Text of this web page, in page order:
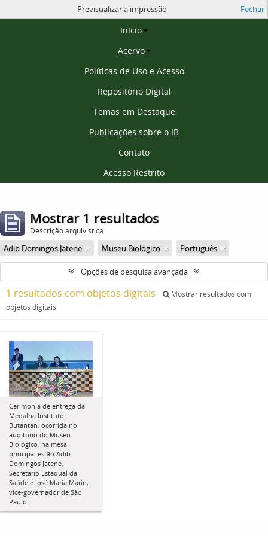
Página inicial
Início
Acervo
Políticas de Uso e Acesso
Repositório Digital
Temas em Destaque
Publicações sobre o IB
Contato
Acesso Restrito
Previsualizar a impressão Fechar
Mostrar 1 resultados
Descrição arquivística
Adib Domingos Jatene Museu Biológico Português
Opções de pesquisa avançada
1 resultados com objetos digitais
Mostrar resultados com
objetos digitais
Cerimônia de entrega da
Medalha Instituto
Butantan, ocorrida no
auditório do Museu
Biológico, na mesa
principal estão Adib
Domingos Jatene,
Secretário Estadual da
Saúde e José Maria Marin,
vice-governador de São
Paulo.